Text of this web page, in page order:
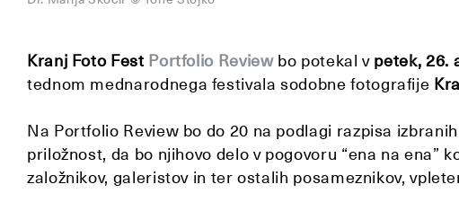
Kranj Foto Fest Portfolio Reviewbo potekal v petek, 26.
tednom mednarodnega festivala sodobne fotografije
Na Portfolio Review bo do 20 na podlagi razpisa
priložnost, da bo njihovo delo v pogovoru “ena na ena”
založnikov, galeristov in ter ostalih posameznikov,